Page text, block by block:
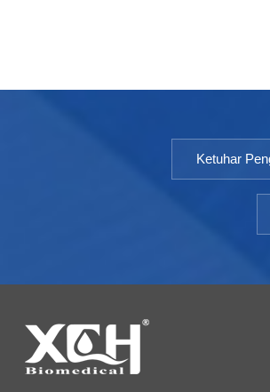
Ketuhar